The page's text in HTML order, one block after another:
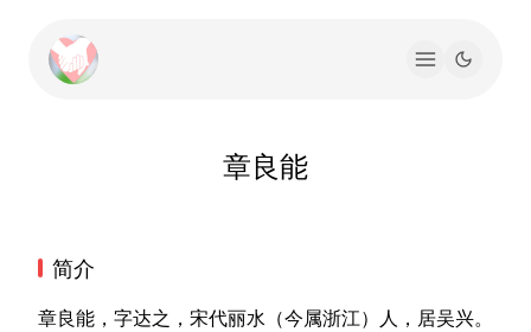
章良能
简介
章良能，字达之，宋代丽水（今属浙江）人，居吴兴。